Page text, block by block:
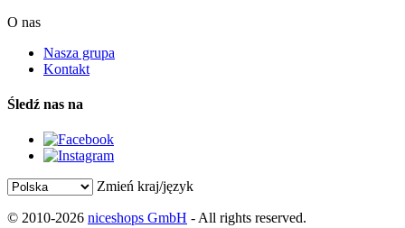
O nas
Nasza grupa
Kontakt
Śledź nas na
Zmień kraj/język
© 2010-2026 niceshops GmbH - All rights reserved.